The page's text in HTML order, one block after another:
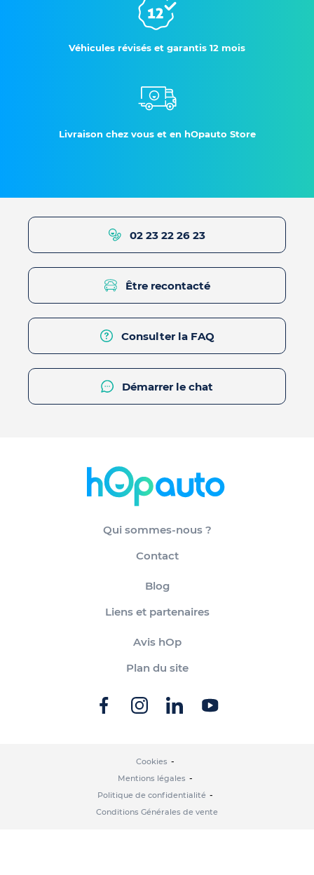
Véhicules révisés et garantis 12 mois
Livraison chez vous et en hOpauto Store
02 23 22 26 23
Être recontacté
Consulter la FAQ
Démarrer le chat
Qui sommes-nous ?
Contact
Blog
Liens et partenaires
Avis hOp
Plan du site
Cookies
Mentions légales
Politique de confidentialité
Conditions Générales de vente